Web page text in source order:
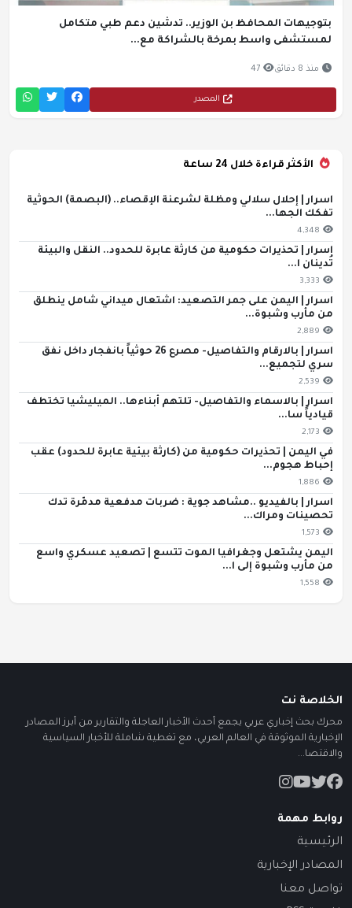
بتوجيهات المحافظ بن الوزير.. تدشين دعم طبي متكامل
لمستشفى واسط بمرخة بالشراكة مع...
منذ 8 دقائق 47
المصدر
الأكثر قراءة خلال 24 ساعة
اسرار | إحلال سلالي ومظلة لشرعنة الإقصاء.. (البصمة) الحوثية
تفكك الجها...
4,348
اسرار | تحذيرات حكومية من كارثة عابرة للحدود.. النقل والبيئة
تُدينان ا...
3,333
اسرار | اليمن على جمر التصعيد: اشتعال ميداني شامل ينطلق
من مأرب وشبوة...
2,889
اسرار | بالارقام والتفاصيل- مصرع 26 حوثياً بانفجار داخل نفق
سري لتجميع...
2,539
اسرار | بالاسماء والتفاصيل- تلتهم أبناءها.. الميليشيا تختطف
قيادياً سا...
2,173
في اليمن | تحذيرات حكومية من (كارثة بيئية عابرة للحدود) عقب
إحباط هجوم...
1,886
اسرار | بالفيديو ..مشاهد جوية : ضربات مدفعية مدمّرة تدك
تحصينات ومراك...
1,573
اليمن يشتعل وجغرافيا الموت تتسع | تصعيد عسكري واسع
من مأرب وشبوة إلى ا...
1,558
الخلاصة نت
محرك بحث إخباري عربي يجمع أحدث الأخبار العاجلة والتقارير من أبرز المصادر
الإخبارية الموثوقة في العالم العربي، مع تغطية شاملة للأخبار السياسية
والاقتصا...
روابط مهمة
الرئيسية
المصادر الإخبارية
تواصل معنا